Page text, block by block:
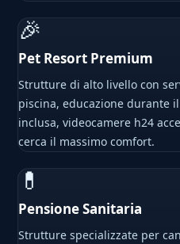
🎉
Pet Resort Premium
Strutture di alto livello con
piscina, educazione durante
inclusa, videocamere h24
cerca il massimo comfort.
💊
Pensione Sanitaria
Strutture specializzate per